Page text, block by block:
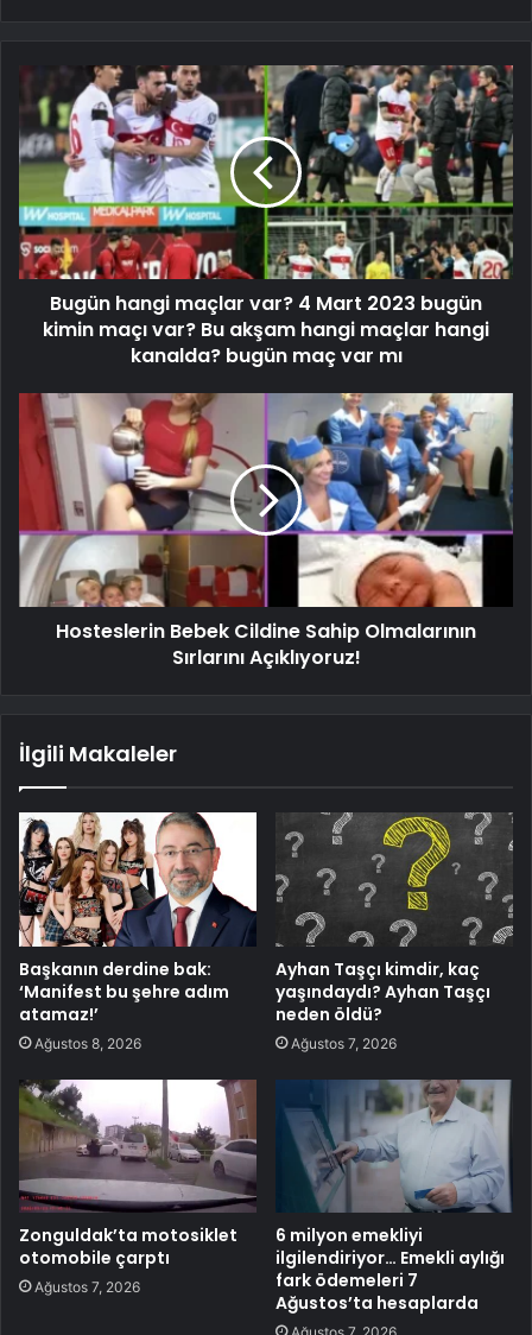
Bugün hangi maçlar var? 4 Mart 2023 bugün
kimin maçı var? Bu akşam hangi maçlar hangi
kanalda? bugün maç var mı
Hosteslerin Bebek Cildine Sahip Olmalarının
Sırlarını Açıklıyoruz!
İlgili Makaleler
Başkanın derdine bak:
‘Manifest bu şehre adım
atamaz!’
Ağustos 8, 2026
Ayhan Taşçı kimdir, kaç
yaşındaydı? Ayhan Taşçı
neden öldü?
Ağustos 7, 2026
Zonguldak’ta motosiklet
otomobile çarptı
Ağustos 7, 2026
6 milyon emekliyi
ilgilendiriyor… Emekli aylığı
fark ödemeleri 7
Ağustos’ta hesaplarda